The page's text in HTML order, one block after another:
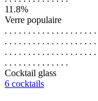
11.8%
Verre populaire
. . . . . . . . . . . . . . . . . . .
. . . . . . . . . . . . . . . . . . .
. . . . . . . . . . . . . . . . . . .
. . . . . . . . . . . . . .
Cocktail glass
6 cocktails